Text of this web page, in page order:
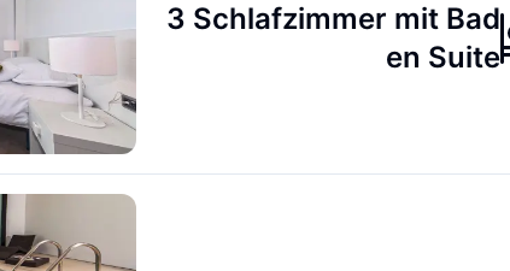
3 Schlafzimmer mit Bad
en Suite